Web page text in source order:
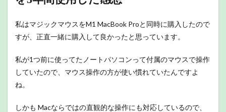
私はマジックマウスをM1 MacBook Proと同時に購入したので
すが、正直一緒に購入して良かったと思っています。
私が1つ前に使ってたノートパソコンって付属のマウスで操作
していたので、マウス操作の方が使い慣れていたんですよ
ね。
しかも Macならではの直観的な操作にも対応しているので、